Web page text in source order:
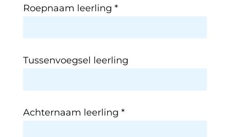
Roepnaam leerling *
Tussenvoegsel leerling
Achternaam leerling *